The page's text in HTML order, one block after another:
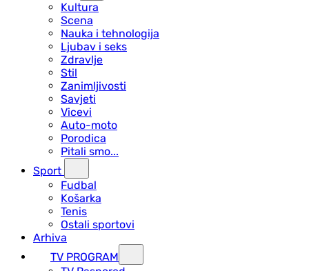
Kultura
Scena
Nauka i tehnologija
Ljubav i seks
Zdravlje
Stil
Zanimljivosti
Savjeti
Vicevi
Auto-moto
Porodica
Pitali smo...
Sport
Fudbal
Košarka
Tenis
Ostali sportovi
Arhiva
TV PROGRAM